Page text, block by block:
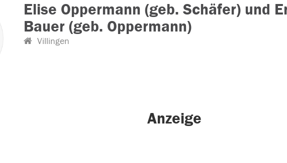
Elise Oppermann (geb. Schäfer) und
Bauer (geb. Oppermann)
Villingen
Anzeige